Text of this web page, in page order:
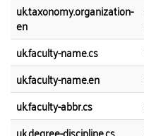
uk.taxonomy.organization-
en
uk.faculty-name.cs
uk.faculty-name.en
uk.faculty-abbr.cs